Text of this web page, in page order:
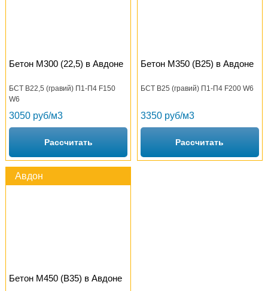
Бетон М300 (22,5) в Авдоне
БСТ В22,5 (гравий) П1-П4 F150
W6
3050 руб/м3
Рассчитать
Бетон М350 (B25) в Авдоне
БСТ В25 (гравий) П1-П4 F200 W6
3350 руб/м3
Рассчитать
Авдон
Бетон М450 (B35) в Авдоне